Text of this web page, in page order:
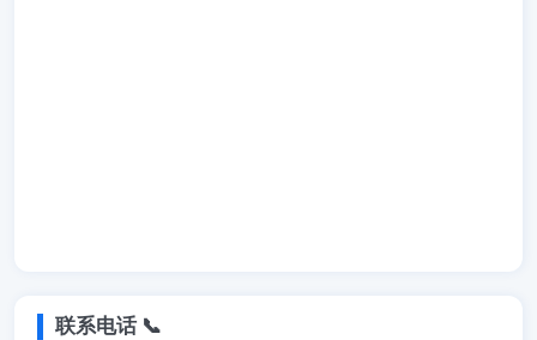
联系电话 📞